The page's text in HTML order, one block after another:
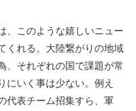
、このような嬉しいニュー
くれる。大陸繋がりの地域
、それぞれの国で課題が常
にいく事は少ない。例え
代表チーム招集すら、軍